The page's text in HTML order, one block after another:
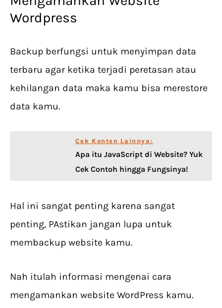
Wordpress
Backup berfungsi untuk menyimpan data
terbaru agar ketika terjadi peretasan atau
kehilangan data maka kamu bisa merestore
data kamu.
Cek Konten Lainnya:
Apa itu JavaScript di Website? Yuk
Cek Contoh hingga Fungsinya!
Hal ini sangat penting karena sangat
penting, PAstikan jangan lupa untuk
membackup website kamu.
Nah itulah informasi mengenai cara
mengamankan website WordPress kamu.